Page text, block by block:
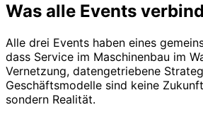
Was alle Events
Alle drei Events haben eines
dass Service im Maschinenbau im
Vernetzung, datengetriebene
Geschäftsmodelle sind keine
sondern Realität.